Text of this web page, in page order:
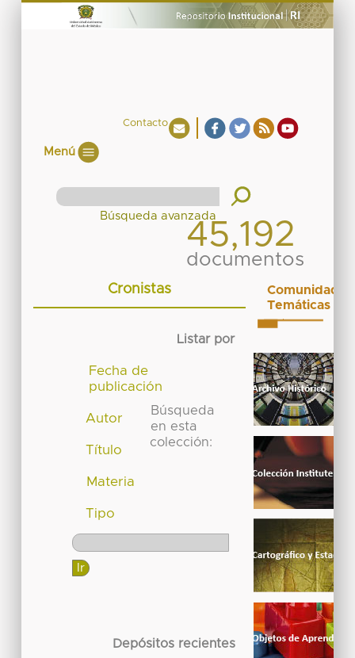
Contacto
Menú
45,192
documentos
Cronistas
Listar por
Fecha de
publicación
Autor
Título
Materia
Tipo
Búsqueda
en esta
colección:
Depósitos recientes
Comunidades
Temáticas